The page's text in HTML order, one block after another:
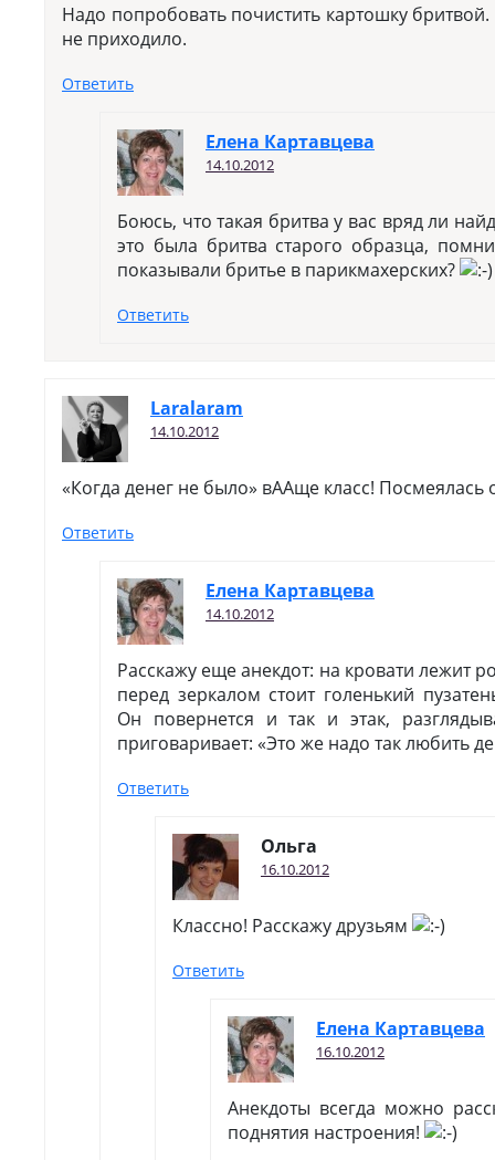
Надо попробовать почистить картошку
не приходило.
Ответить
Елена Картавцева
14.10.2012
Боюсь, что такая бритва у вас вряд ли
это была бритва старого образца,
показывали бритье в парикмахерских?
Ответить
Laralaram
14.10.2012
«Когда денег не было» вААще класс! Посмеялась
Ответить
Елена Картавцева
14.10.2012
Расскажу еще анекдот: на кровати лежит
перед зеркалом стоит голенький
Он повернется и так и этак,
приговаривает: «Это же надо так любить
Ответить
Ольга
16.10.2012
Классно! Расскажу друзьям
Ответить
Елена Картавцева
16.10.2012
Анекдоты всегда можно
поднятия настроения!